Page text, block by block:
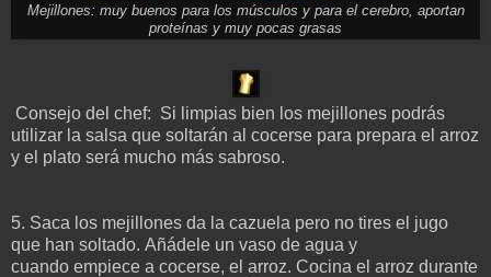
Mejillones: muy buenos para los músculos y para el cerebro, aportan
proteínas y muy pocas grasas
Consejo del chef: Si limpias bien los mejillones podrás
utilizar la salsa que soltarán al cocerse para prepara el arroz
y el plato será mucho más sabroso.
5. Saca los mejillones da la cazuela pero no tires el jugo
que han soltado. Añádele un vaso de agua y
cuando empiece a cocerse, el arroz. Cocina el arroz durante